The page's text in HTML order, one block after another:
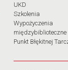
UKD
Szkolenia
Wypożyczenia
międzybiblioteczne
Punkt Błękitnej